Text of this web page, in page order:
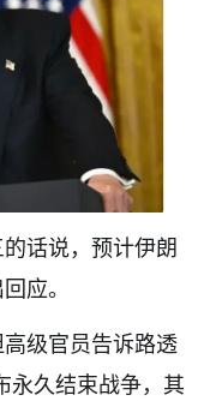
话说，预计伊朗
应。
级官员告诉路透
永久结束战争，其